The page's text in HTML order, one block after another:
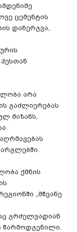
ცემენტის
დანერგვა,
არა
გაძლიერებას
მიზანს,
ქმნის
„მწვანე
გრძელვადიან
წარმოდგენილი.